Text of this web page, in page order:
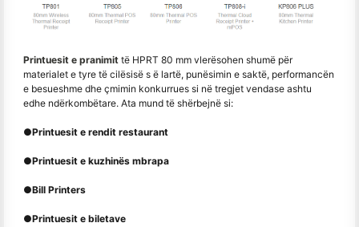
Printuesit e pranimit të HPRT 80 mm vlerësohen shumë për
materialet e tyre të cilësisë s ë lartë, punësimin e saktë, performancën
e besueshme dhe çmimin konkurrues si në tregjet vendase ashtu
edhe ndërkombëtare. Ata mund të shërbejnë si:
●Printuesit e rendit restaurant
●Printuesit e kuzhinës mbrapa
●Bill Printers
●Printuesit e biletave